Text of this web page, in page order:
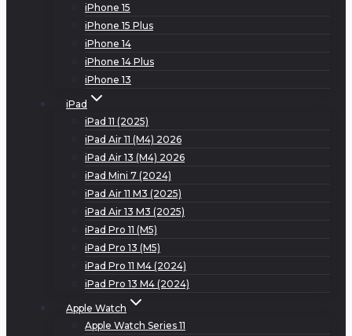
iPhone 15
iPhone 15 Plus
iPhone 14
iPhone 14 Plus
iPhone 13
iPad
iPad 11 (2025)
iPad Air 11 (M4) 2026
iPad Air 13 (M4) 2026
iPad Mini 7 (2024)
iPad Air 11 M3 (2025)
iPad Air 13 M3 (2025)
iPad Pro 11 (M5)
iPad Pro 13 (M5)
iPad Pro 11 M4 (2024)
iPad Pro 13 M4 (2024)
Apple Watch
Apple Watch Series 11